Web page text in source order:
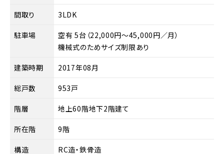
間取り 3LDK
駐車場
空有 5台（22,000円～45,000円／月）
機械式のためサイズ制限あり
建築時期 2017年08月
総戸数 953戸
階層 地上60階地下2階建て
所在階 9階
構造 RC造・鉄骨造